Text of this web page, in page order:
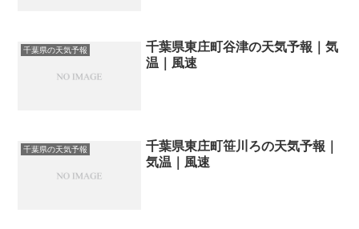
千葉県の天気予報
千葉県東庄町谷津の天気予報｜気
温｜風速
千葉県の天気予報
千葉県東庄町笹川ろの天気予報｜
気温｜風速